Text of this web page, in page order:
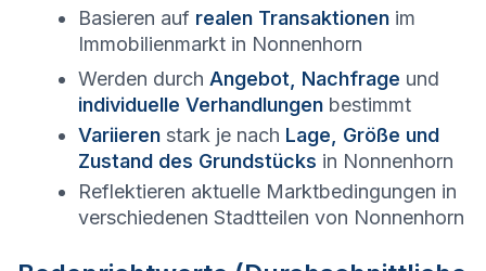
Basieren auf realen Transaktionen im
Immobilienmarkt in Nonnenhorn
Werden durch Angebot, Nachfrage und
individuelle Verhandlungen bestimmt
Variieren stark je nach Lage, Größe und
Zustand des Grundstücks in Nonnenhorn
Reflektieren aktuelle Marktbedingungen in
verschiedenen Stadtteilen von Nonnenhorn